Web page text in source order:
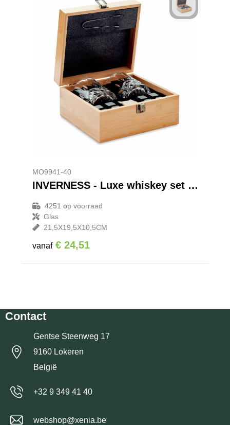
MO9941-40
INVERNESS - Luxe whiskey set in bamboe box
4251 op voorraad
Glas
21,5X19,5X10,5CM
vanaf € 24,51
Contact
Gentse Steenweg 17
9160 Lokeren
België
+32 9 349 41 40
webshop@xenia.be